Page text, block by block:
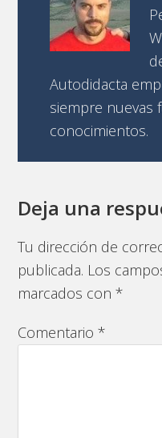
Autodidacta
siempre nuevas
conocimientos.
Deja una
Tu dirección de
publicada. Los
marcados con*
Comentario*